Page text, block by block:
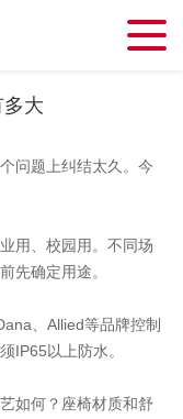
大
问题上纠结太久。今
用、校园用。不同场
先确定用途。
、Allied等品牌控制
IP65以上防水。
如何？座椅材质和舒